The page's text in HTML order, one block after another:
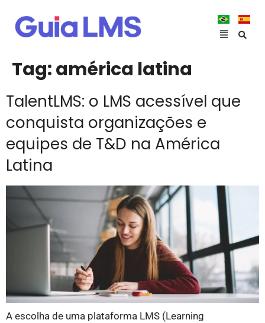
Tag:américa latina
TalentLMS: o LMS acessível que
conquista organizações e
equipes de T&D na América
Latina
A escolha de uma plataforma LMS (Learning